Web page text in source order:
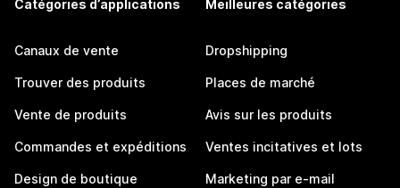
Catégories d’applications
Canaux de vente
Trouver des produits
Vente de produits
Commandes et expéditions
Design de boutique
Meilleures catégories
Dropshipping
Places de marché
Avis sur les produits
Ventes incitatives et lots
Marketing par e-mail